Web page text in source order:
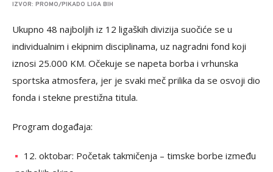
IZVOR: PROMO/PIKADO LIGA BIH
Ukupno 48 najboljih iz 12 ligaških divizija suočiće se u
individualnim i ekipnim disciplinama, uz nagradni fond koji
iznosi 25.000 KM. Očekuje se napeta borba i vrhunska
sportska atmosfera, jer je svaki meč prilika da se osvoji dio
fonda i stekne prestižna titula.
Program događaja:
12. oktobar: Početak takmičenja – timske borbe između